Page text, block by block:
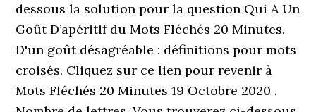
dessous la solution pour la question Qui A Un
Goût D’apéritif du Mots Fléchés 20 Minutes.
D'un goût désagréable : définitions pour mots
croisés. Cliquez sur ce lien pour revenir à
Mots Fléchés 20 Minutes 19 Octobre 2020 .